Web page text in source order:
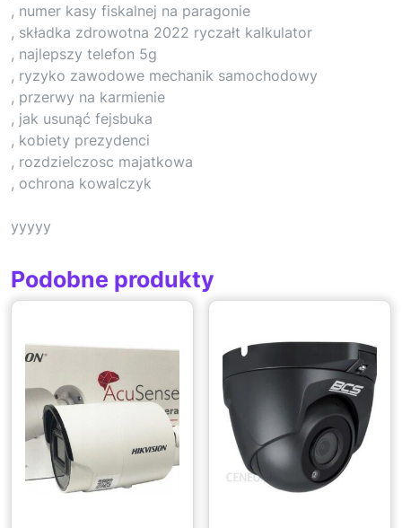
, numer kasy fiskalnej na paragonie
, składka zdrowotna 2022 ryczałt kalkulator
, najlepszy telefon 5g
, ryzyko zawodowe mechanik samochodowy
, przerwy na karmienie
, jak usunąć fejsbuka
, kobiety prezydenci
, rozdzielczosc majatkowa
, ochrona kowalczyk
yyyyy
Podobne produkty